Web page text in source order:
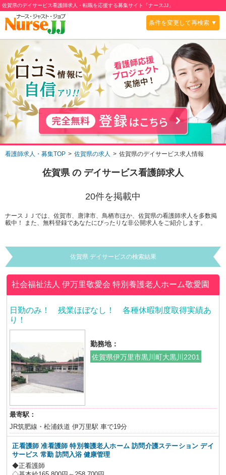
佐賀県のデイサービス看護師求人・転職を応援する募集サイト「ナースJJ」
条件を変更して再検索 ▼
看護師求人・募集TOP 佐賀県の求人 佐賀県のデイサービス求人情報
佐賀県の デイサービス看護師求人
20件を掲載中
ナースＪＪでは、佐賀市、唐津市、鳥栖市ほか、佐賀県の看護師求人を多数掲
載中！ また、無料登録であなたにぴったりな非公開求人をご紹介します。
佐賀県 デイサービスの検索結果
社会福祉法人 伊万里敬愛会特別養護老人ホーム敬愛園
日勤のみ！ 残業ほぼなし！ 各種休暇制度取得実績あ
り！
勤務地：
佐賀県伊万里市黒川町大黒川2201
最寄駅：
JR筑肥線・松浦鉄道 伊万里駅 車で19分
正看護師 准看護師 特別養護老人ホーム 訪問介護ステーション デイ
サービス常勤 訪問入浴 健康管理
◆正看護師